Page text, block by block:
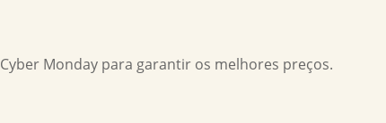
Monday para garantir os melhores preços.